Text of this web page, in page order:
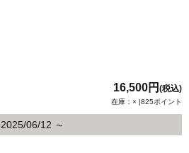
16,500円 (税込)
在庫：× |825ポイント
2025/06/12 ～